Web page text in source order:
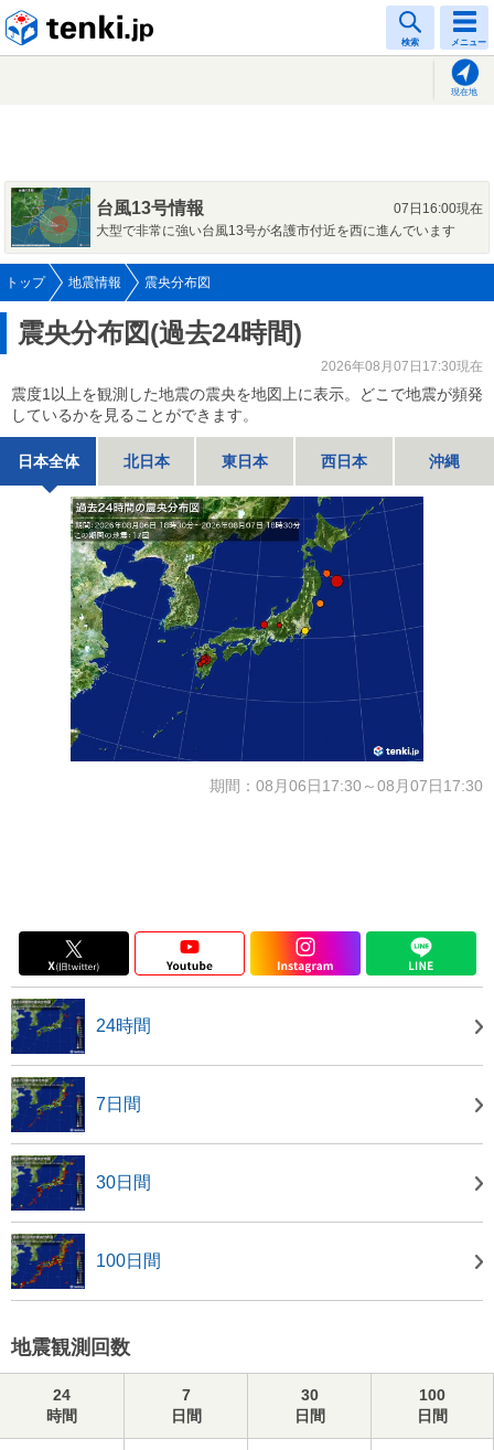
検索 メニュー
現在地
台風13号情報
07日16:00現在
大型で非常に強い台風13号が名護市付近を西に進んでいます
トップ 地震情報 震央分布図
震央分布図(過去24時間)
2026年08月07日17:30現在
震度1以上を観測した地震の震央を地図上に表示。どこで地震が頻発
しているかを見ることができます。
日本全体 北日本 東日本 西日本 沖縄
期間：08月06日17:30～08月07日17:30
24時間
7日間
30日間
100日間
地震観測回数
24
時間
7
日間
30
日間
100
日間